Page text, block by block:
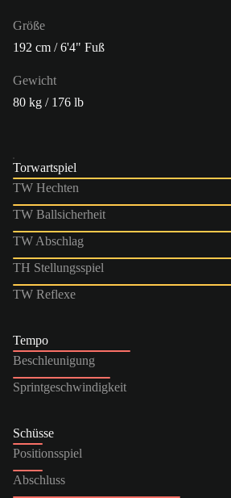
Größe
192 cm / 6'4" Fuß
Gewicht
80 kg / 176 lb
Torwartspiel
TW Hechten
TW Ballsicherheit
TW Abschlag
TH Stellungsspiel
TW Reflexe
Tempo
Beschleunigung
Sprintgeschwindigkeit
Schüsse
Positionsspiel
Abschluss